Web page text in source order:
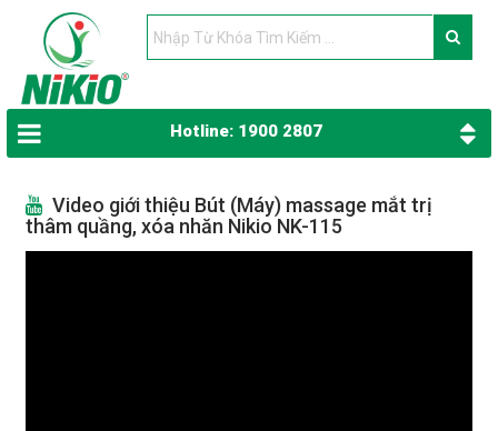
Hotline: 1900 2807
Video giới thiệu Bút (Máy) massage mắt trị
thâm quầng, xóa nhăn Nikio NK-115